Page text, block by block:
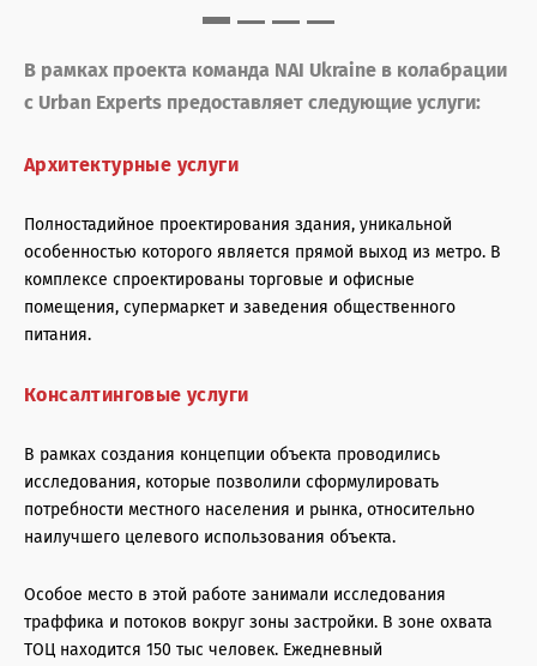
В рамках проекта команда NAI Ukraine в колабрации
с Urban Experts предоставляет следующие услуги:
Архитектурные услуги
Полностадийное проектирования здания, уникальной
особенностью которого является прямой выход из метро. В
комплексе спроектированы торговые и офисные
помещения, супермаркет и заведения общественного
питания.
Консалтинговые услуги
В рамках создания концепции объекта проводились
исследования, которые позволили сформулировать
потребности местного населения и рынка, относительно
наилучшего целевого использования объекта.
Особое место в этой работе занимали исследования
траффика и потоков вокруг зоны застройки. В зоне охвата
ТОЦ находится 150 тыс человек. Ежедневный